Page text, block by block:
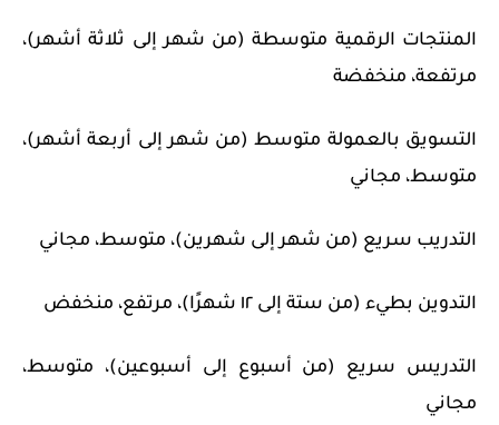
المنتجات الرقمية متوسطة (من شهر إلى ثلاثة أشهر)،
مرتفعة، منخفضة
التسويق بالعمولة متوسط (من شهر إلى أربعة أشهر)،
متوسط، مجاني
التدريب سريع (من شهر إلى شهرين)، متوسط، مجاني
التدوين بطيء (من ستة إلى ١٢ شهرًا)، مرتفع، منخفض
التدريس سريع (من أسبوع إلى أسبوعين)، متوسط،
مجاني